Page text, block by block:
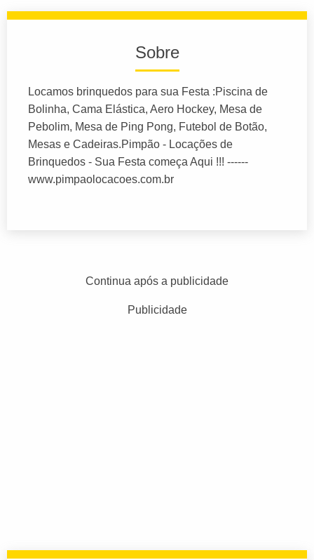
Sobre
Locamos brinquedos para sua Festa :Piscina de
Bolinha, Cama Elástica, Aero Hockey, Mesa de
Pebolim, Mesa de Ping Pong, Futebol de Botão,
Mesas e Cadeiras.Pimpão - Locações de
Brinquedos - Sua Festa começa Aqui !!! ------
www.pimpaolocacoes.com.br
Continua após a publicidade
Publicidade